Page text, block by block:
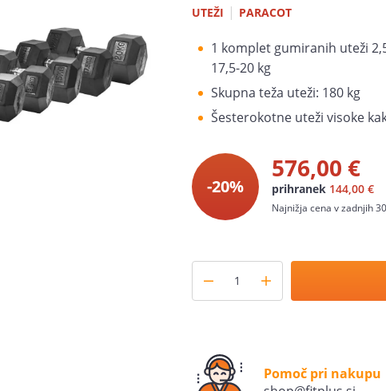
UTEŽI | PARACOT
1 komplet gumiranih uteži
17,5-20 kg
Skupna teža uteži: 180 kg
Šesterokotne uteži visoke
-20%
576,00 €
prihranek 144,00 €
Najnižja cena v zadnjih
Pomoč pri nakupu